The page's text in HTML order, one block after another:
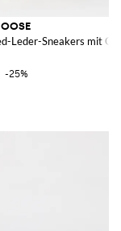
Leder-Sneakers mit
-25%